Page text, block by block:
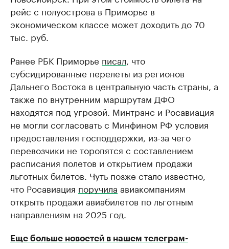
рейс с полуострова в Приморье в
экономическом классе может доходить до 70
тыс. руб.
Ранее РБК Приморье писал , что
субсидированные перелеты из регионов
Дальнего Востока в центральную часть страны, а
также по внутренним маршрутам ДФО
находятся под угрозой. Минтранс и Росавиация
не могли согласовать с Минфином РФ условия
предоставления господдержки, из-за чего
перевозчики не торопятся с составлением
расписания полетов и открытием продажи
льготных билетов. Чуть позже стало известно,
что Росавиация поручила авиакомпаниям
открыть продажи авиабилетов по льготным
направлениям на 2025 год.
Еще больше новостей в нашем телеграм-